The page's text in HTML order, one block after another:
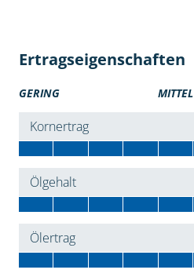
Ertragseigenschaften
GERING MITTEL
Kornertrag
Ölgehalt
Ölertrag